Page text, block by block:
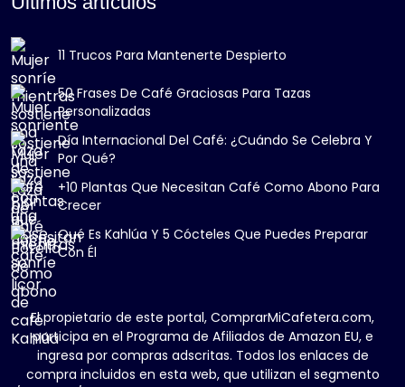
11 Trucos Para Mantenerte Despierto
50 Frases De Café Graciosas Para Tazas
Personalizadas
Día Internacional Del Café: ¿Cuándo Se Celebra Y
Por Qué?
+10 Plantas Que Necesitan Café Como Abono Para
Crecer
Qué Es Kahlúa Y 5 Cócteles Que Puedes Preparar
Con Él
El propietario de este portal, ComprarMiCafetera.com,
participa en el Programa de Afiliados de Amazon EU, e
ingresa por compras adscritas. Todos los enlaces de
compra incluidos en esta web, que utilizan el segmento